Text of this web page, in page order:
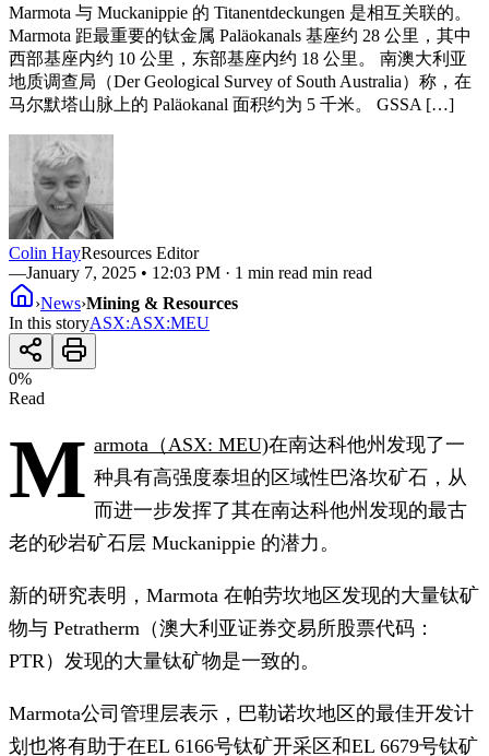
Marmota 与 Muckanippie 的 Titanentdeckungen 是相互关联的。
Marmota 距最重要的钛金属 Paläokanals 基座约 28 公里，其中
西部基座内约 10 公里，东部基座内约 18 公里。 南澳大利亚
地质调查局（Der Geological Survey of South Australia）称，在
马尔默塔山脉上的 Paläokanal 面积约为 5 千米。 GSSA […]
Colin HayResources Editor
—January 7, 2025 • 12:03 PM · 1 min read min read
›News›Mining & Resources
In this storyASX:ASX:MEU
0%
Read
M armota（ASX: MEU)在南达科他州发现了一
种具有高强度泰坦的区域性巴洛坎矿石，从
而进一步发挥了其在南达科他州发现的最古
老的砂岩矿石层 Muckanippie 的潜力。
新的研究表明，Marmota 在帕劳坎地区发现的大量钛矿
物与 Petratherm（澳大利亚证券交易所股票代码：
PTR）发现的大量钛矿物是一致的。
Marmota公司管理层表示，巴勒诺坎地区的最佳开发计
划也将有助于在EL 6166号钛矿开采区和EL 6679号钛矿